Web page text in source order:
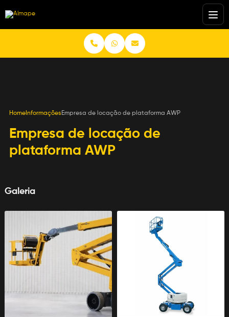
Home Informações Empresa de locação de plataforma AWP
Empresa de locação de
plataforma AWP
Galeria